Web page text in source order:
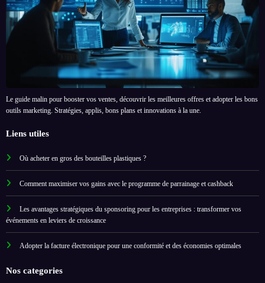
Le guide malin pour booster vos ventes, découvrir les meilleures offres et adopter les bons
outils marketing. Stratégies, applis, bons plans et innovations à la une.
Liens utiles
Où acheter en gros des bouteilles plastiques ?
Comment maximiser vos gains avec le programme de parrainage et cashback
Les avantages stratégiques du sponsoring pour les entreprises : transformer vos
événements en leviers de croissance
Adopter la facture électronique pour une conformité et des économies optimales
Nos categories